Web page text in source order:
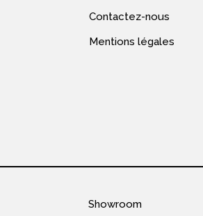
Contactez-nous
Mentions légales
Showroom